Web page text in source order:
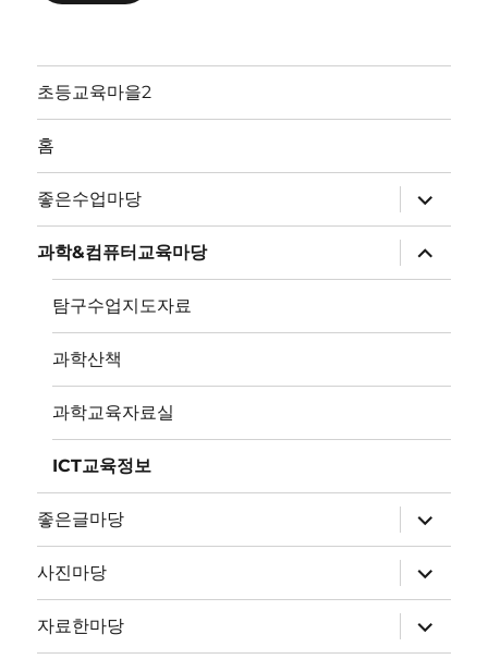
초등교육마을2
홈
좋은수업마당
위
메
뉴
확
장
과학&컴퓨터교육마당
위
메
장
탐구수업지도자료
과학산책
과학교육자료실
ICT교육정보
좋은글마당
위
메
뉴
확
장
사진마당
위
메
뉴
확
장
자료한마당
위